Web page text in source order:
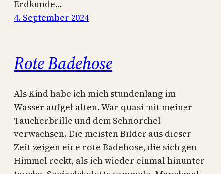
Erdkunde…
4. September 2024
Rote Badehose
Als Kind habe ich mich stundenlang im
Wasser aufgehalten. War quasi mit meiner
Taucherbrille und dem Schnorchel
verwachsen. Die meisten Bilder aus dieser
Zeit zeigen eine rote Badehose, die sich gen
Himmel reckt, als ich wieder einmal hinunter